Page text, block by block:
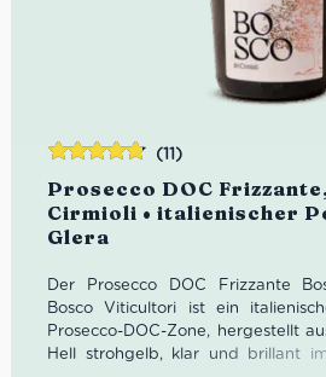
Prosecco DOC
Cirmioli • italienischer
Glera
(11)
Der Prosecco DOC Frizzante
Bosco Viticultori ist ein
Prosecco-DOC-Zone, hergestellt
Hell strohgelb, klar und brillant
mit4.73
von 5